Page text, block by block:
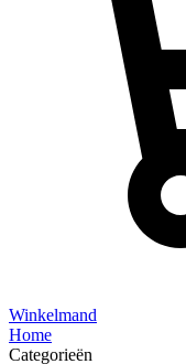
Winkelmand
Home
Categorieën